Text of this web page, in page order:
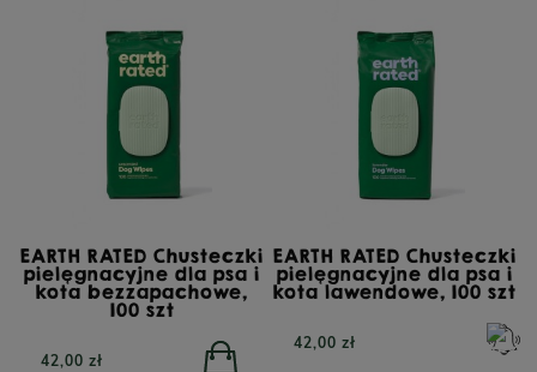
EARTH RATED Chusteczki
pielęgnacyjne dla psa i
kota bezzapachowe,
100 szt
42,00 zł
EARTH RATED Chusteczki
pielęgnacyjne dla psa i
kota lawendowe, 100 szt
42,00 zł